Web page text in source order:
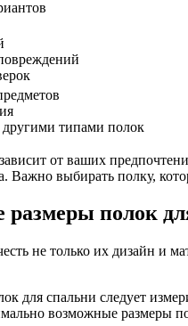
типами полок
от ваших
выбирать полку,
полок
не только их дизайн и
для спальни следует
возможные размеры